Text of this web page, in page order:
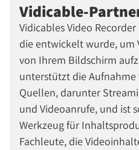
Vidicable-
Vidicables Video
die entwickelt wurde, um
von Ihrem Bildschirm
unterstützt die Aufnahme
Quellen, darunter
und Videoanrufe, und ist
Werkzeug für
Fachleute, die